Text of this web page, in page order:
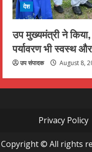
देश
उप मुख्यमंत्री ने किया,
पर्यावरण भी स्वस्थ
उप संपादक August 8,
Privacy Policy
Copyright © All rights